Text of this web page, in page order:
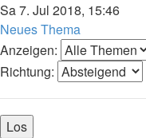
Sa 7. Jul 2018, 15:46
Neues Thema
Anzeigen:
Richtung: